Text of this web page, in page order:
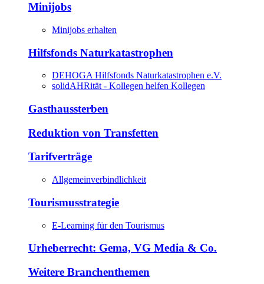
Minijobs
Minijobs erhalten
Hilfsfonds Naturkatastrophen
DEHOGA Hilfsfonds Naturkatastrophen e.V.
solidAHRität - Kollegen helfen Kollegen
Gasthaussterben
Reduktion von Transfetten
Tarifverträge
Allgemeinverbindlichkeit
Tourismusstrategie
E-Learning für den Tourismus
Urheberrecht: Gema, VG Media & Co.
Weitere Branchenthemen